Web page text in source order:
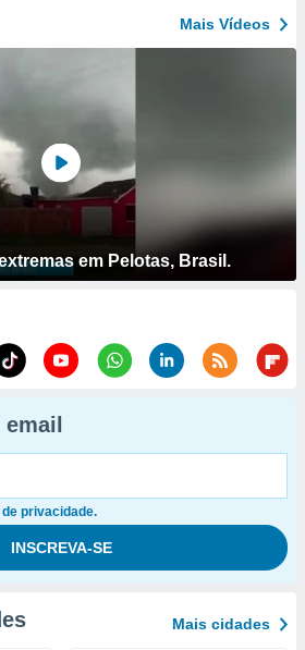
Mais Vídeos
em Pelotas, Brasil.
privacidade.
Mais cidades